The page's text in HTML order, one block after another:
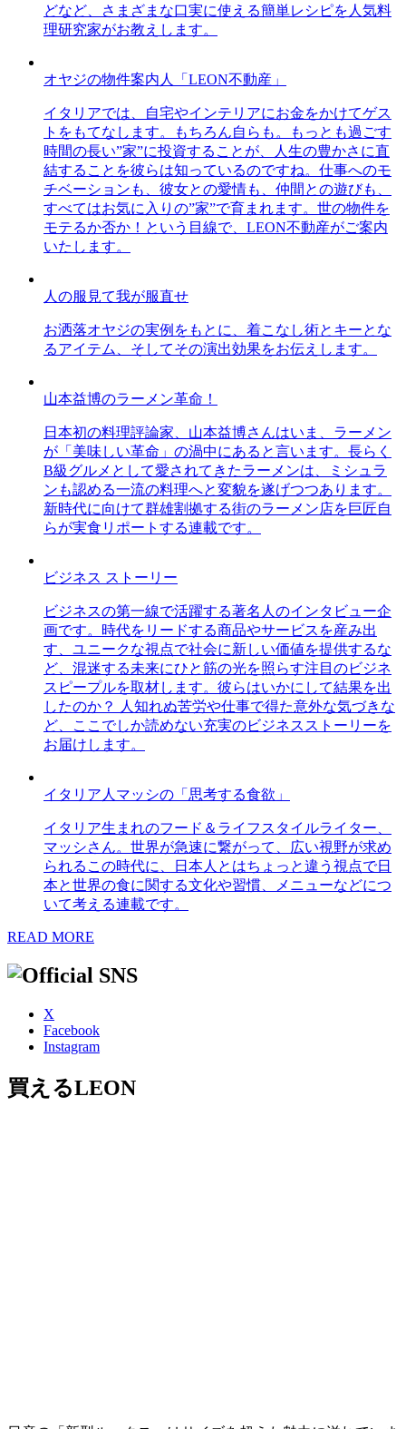
どなど、さまざまな口実に使える簡単レシピを人気料
理研究家がお教えします。
オヤジの物件案内人「LEON不動産」
イタリアでは、自宅やインテリアにお金をかけてゲス
トをもてなします。もちろん自らも。もっとも過ごす
時間の長い”家”に投資することが、人生の豊かさに直
結することを彼らは知っているのですね。仕事へのモ
チベーションも、彼女との愛情も、仲間との遊びも、
すべてはお気に入りの”家”で育まれます。世の物件を
モテるか否か！という目線で、LEON不動産がご案内
いたします。
人の服見て我が服直せ
お洒落オヤジの実例をもとに、着こなし術とキーとな
るアイテム、そしてその演出効果をお伝えします。
山本益博のラーメン革命！
日本初の料理評論家、山本益博さんはいま、ラーメン
が「美味しい革命」の渦中にあると言います。長らく
B級グルメとして愛されてきたラーメンは、ミシュラ
ンも認める一流の料理へと変貌を遂げつつあります。
新時代に向けて群雄割拠する街のラーメン店を巨匠自
らが実食リポートする連載です。
ビジネス ストーリー
ビジネスの第一線で活躍する著名人のインタビュー企
画です。時代をリードする商品やサービスを産み出
す、ユニークな視点で社会に新しい価値を提供するな
ど、混迷する未来にひと筋の光を照らす注目のビジネ
スピープルを取材します。彼らはいかにして結果を出
したのか？ 人知れぬ苦労や仕事で得た意外な気づきな
ど、ここでしか読めない充実のビジネスストーリーを
お届けします。
イタリア人マッシの「思考する食欲」
イタリア生まれのフード＆ライフスタイルライター、
マッシさん。世界が急速に繋がって、広い視野が求め
られるこの時代に、日本人とはちょっと違う視点で日
本と世界の食に関する文化や習慣、メニューなどにつ
いて考える連載です。
READ MORE
X
Facebook
Instagram
買えるLEON